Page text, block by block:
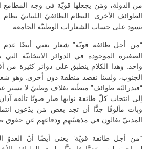
من الدولة، ومَن يجعلها قويّة في وجه المطامع
الطوائف الأخرى. النظام الطائفيّ اللبنانيّ
تسود على حساب الشعارات الوطنيّة الجامعة.
“من أجل طائفة قويّة” شعار يعني أيضًا عدم
الصغيرة الموجودة في الدوائر الانتخابيّة
واحد. وهذا الكلام ينطبق على دوائر كثيرة
الجنوب، ولسنا نقصد منطقة دون أخرى. وهو شعار
“فيدراليّة طوائف” مبطّنة بغلاف وطنيّ لا يستر
إلى انتخاب كلّ طائفة نوابها صار صوتًا تألفه آذان
وبات مألوفًا جدًّا أن تجد بعض مَن يدّعون
المدنيّ يغالون في مذهبيّتهم ودفاعهم عن حقوق
“من أجل طائفة قويّة” يعني أيضًا أنّ العدوّ